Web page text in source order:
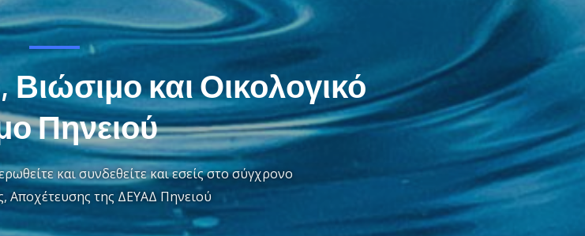
και Οικολογικό
Πηνειού
και συνδεθείτε και εσείς στο σύγχρονο
Αποχέτευσης της ΔΕΥΑΔ Πηνειού